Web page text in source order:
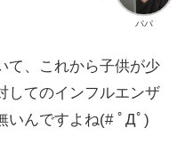
パパ
て、これから子供が少
してのインフルエンザ
いんですよね(# ﾟДﾟ)